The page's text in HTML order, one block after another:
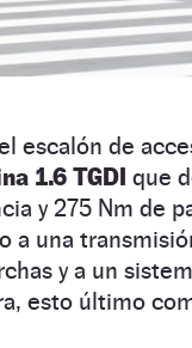
escalón de
1.6 TGDI que
y 275 Nm de
a una
y a un
esto último